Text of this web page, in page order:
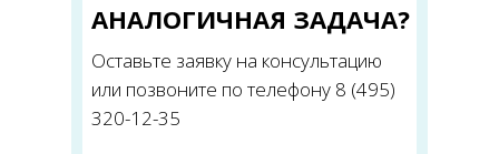
АНАЛОГИЧНАЯ ЗАДАЧА?
Оставьте заявку на консультацию
или позвоните по телефону 8 (495)
320-12-35